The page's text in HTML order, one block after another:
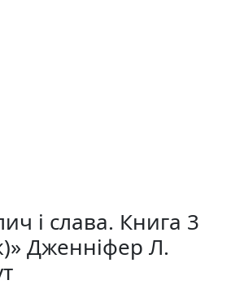
і слава. Книга 3
Дженніфер Л.